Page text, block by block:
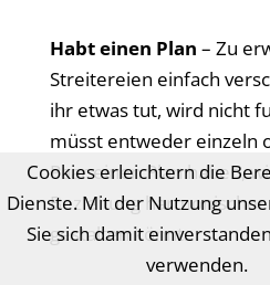
Habt einen Plan – Zu
Streitereien einfach
ihr etwas tut, wird nicht
müsst entweder einzeln
Paar einen Plan haben,
Beziehung
gestalten könnt.
Cookies erleichtern die
Dienste. Mit der Nutzung
Sie sich damit
verwenden.